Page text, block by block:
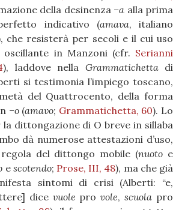
della desinenza –a alla prima
indicativo (amava, italiano
che resisterà per secoli e il cui uso
in Manzoni (cfr. Serianni
), laddove nella Grammatichettadi
si testimonia l’impiego toscano,
del Quattrocento, della forma
–o(amavo; Grammatichetta, 60). Lo
la dittongazione di O breve in sillaba
dà numerose attestazioni d’uso,
del dittongo mobile (nuoto e
e scotendo; Prose, III, 48), ma che già
sintomi di crisi (Alberti: “e,
dice vuole provole,scuola pro